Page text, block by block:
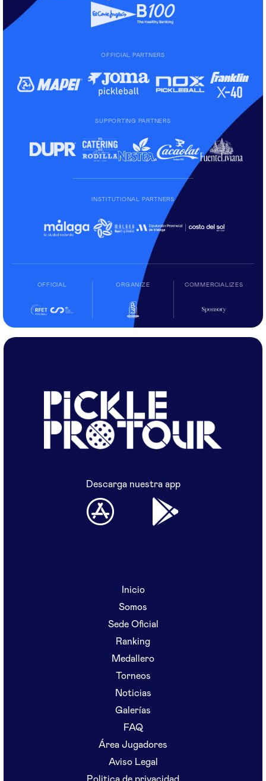
OFFICIAL PARTNERS
SUPPORTING PARTNERS
INSTITUTIONAL PARTNERS
OFFICIAL ORGANIZE COMMERCIALIZES
Descarga nuestra app
Inicio
Somos
Sede Oficial
Ranking
Medallero
Torneos
Noticias
Galerías
FAQ
Área Jugadores
Aviso Legal